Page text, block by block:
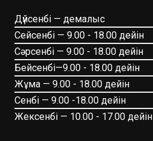
Дүйсенбі — демалыс
Сейсенбі — 9.00 - 18.00 дейін
Сәрсенбі — 9.00 - 18.00 дейін
Бейсенбі—9.00 - 18.00 дейін
Жұма — 9.00 - 18.00 дейін
Сенбі — 9.00 -18.00 дейін
Жексенбі — 10.00 - 17.00 дейін